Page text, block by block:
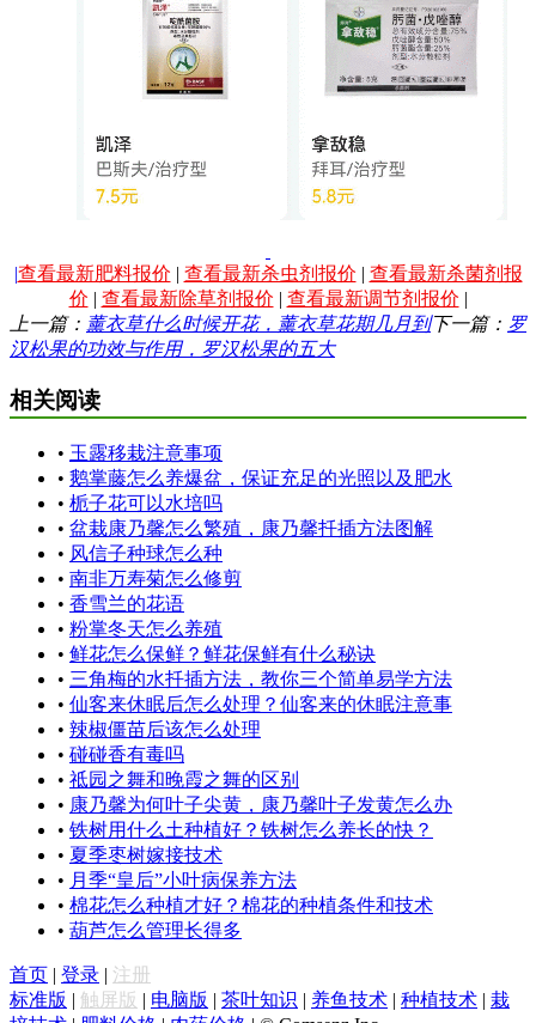
|查看最新肥料报价 | 查看最新杀虫剂报价 | 查看最新杀菌剂报
价 | 查看最新除草剂报价 | 查看最新调节剂报价 |
上一篇： 薰衣草什么时候开花，薰衣草花期几月到下一篇： 罗
汉松果的功效与作用，罗汉松果的五大
相关阅读
• 玉露移栽注意事项
• 鹅掌藤怎么养爆盆，保证充足的光照以及肥水
• 栀子花可以水培吗
• 盆栽康乃馨怎么繁殖，康乃馨扦插方法图解
• 风信子种球怎么种
• 南非万寿菊怎么修剪
• 香雪兰的花语
• 粉掌冬天怎么养殖
• 鲜花怎么保鲜？鲜花保鲜有什么秘诀
• 三角梅的水扦插方法，教你三个简单易学方法
• 仙客来休眠后怎么处理？仙客来的休眠注意事
• 辣椒僵苗后该怎么处理
• 碰碰香有毒吗
• 祗园之舞和晚霞之舞的区别
• 康乃馨为何叶子尖黄，康乃馨叶子发黄怎么办
• 铁树用什么土种植好？铁树怎么养长的快？
• 夏季枣树嫁接技术
• 月季“皇后”小叶病保养方法
• 棉花怎么种植才好？棉花的种植条件和技术
• 葫芦怎么管理长得多
首页 | 登录 | 注册
标准版 | 触屏版 | 电脑版 | 茶叶知识 | 养鱼技术 | 种植技术 | 栽